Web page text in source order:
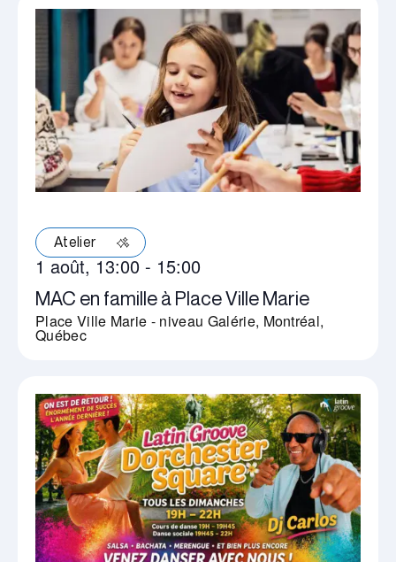
MAC en famille à Place Ville Marie
1 août, 13:00 - 15:00
Place Ville Marie - niveau Galérie, Montréal,
Québec
Atelier